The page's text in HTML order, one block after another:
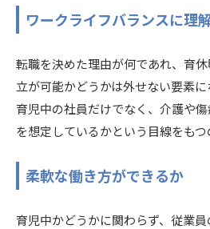
ワークライフバランスに理
転職を決めた理由が何であれ、育
立が可能かどうかは外せない要素に
育児中の社員だけでなく、介護や
を想定しているかという目線をもつ
柔軟な働き方ができるか
育児中かどうかに関わらず、従業